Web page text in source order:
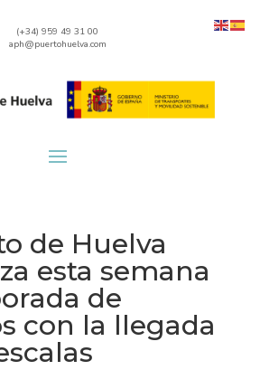
(+34) 959 49 31 00
aph@puertohuelva.com
de Huelva
esta semana
de
con la llegada